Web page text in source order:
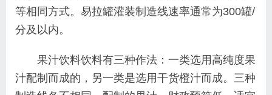
等相同方式。易拉罐灌装制造线速率通常为300罐/
分及以内。
果汁饮料饮料有三种作法：一类选用高纯度果
汁配制而成的，另一类是选用干货橙汁而成。三种